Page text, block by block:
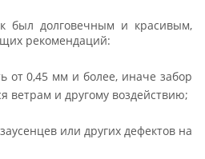
был долговечным и красивым,
рекомендаций:
от 0,45 мм и более, иначе забор
ветрам и другому воздействию;
или других дефектов на